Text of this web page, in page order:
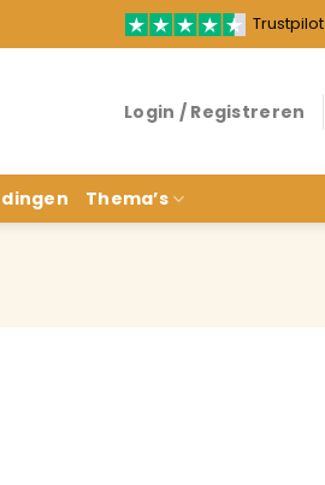
Trustpilot
Login / Registreren
Thema’s